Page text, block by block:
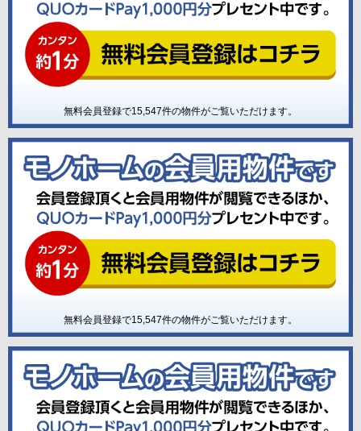
無料会員登録で15,547件の物件がご覧いただけます。
無料会員登録で15,547件の物件がご覧いただけます。